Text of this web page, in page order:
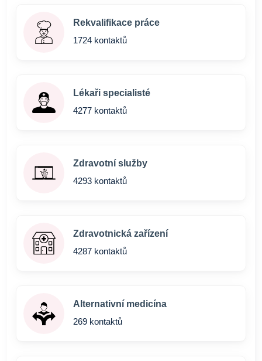
Rekvalifikace práce
1724 kontaktů
Lékaři specialisté
4277 kontaktů
Zdravotní služby
4293 kontaktů
Zdravotnická zařízení
4287 kontaktů
Alternativní medicína
269 kontaktů